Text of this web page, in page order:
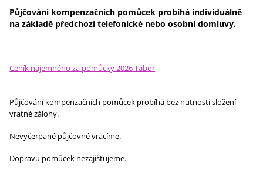
Půjčování kompenzačních pomůcek probíhá individuálně
na základě předchozí telefonické nebo osobní domluvy.
Ceník nájemného za pomůcky 2026 Tábor
Půjčování kompenzačních pomůcek probíhá bez nutnosti složení
vratné zálohy.
Nevyčerpané půjčovné vracíme.
Dopravu pomůcek nezajišťujeme.